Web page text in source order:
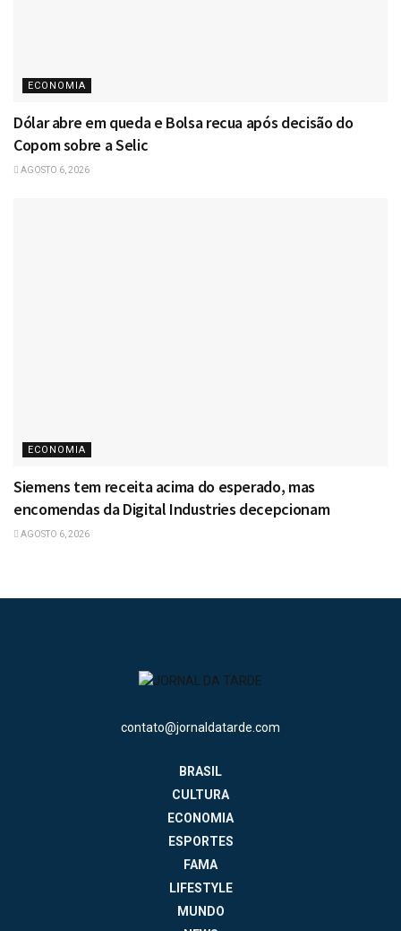
ECONOMIA
Dólar abre em queda e Bolsa recua após decisão do
Copom sobre a Selic
AGOSTO 6, 2026
ECONOMIA
Siemens tem receita acima do esperado, mas
encomendas da Digital Industries decepcionam
AGOSTO 6, 2026
contato@jornaldatarde.com
BRASIL
CULTURA
ECONOMIA
ESPORTES
FAMA
LIFESTYLE
MUNDO